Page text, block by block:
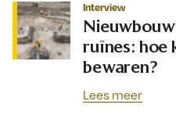
Interview
ruïnes: hoe
bewaren?
Lees meer